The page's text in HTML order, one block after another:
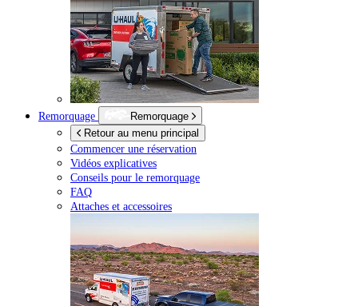
Remorquage
Remorquage
Retour au menu principal
Commencer une réservation
Vidéos explicatives
Conseils pour le remorquage
FAQ
Attaches et accessoires